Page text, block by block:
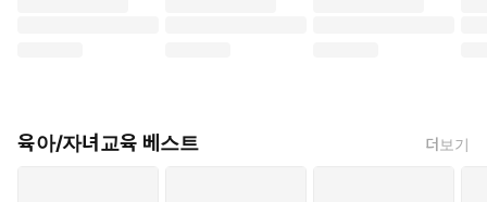
육아/자녀교육 베스트 더보기